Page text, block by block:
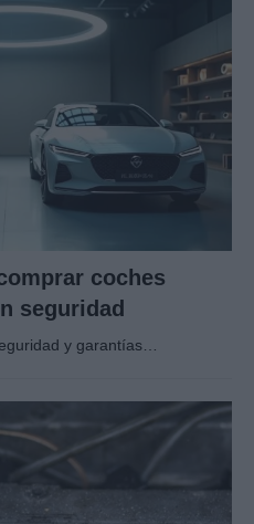
coches
seguridad
y garantías…